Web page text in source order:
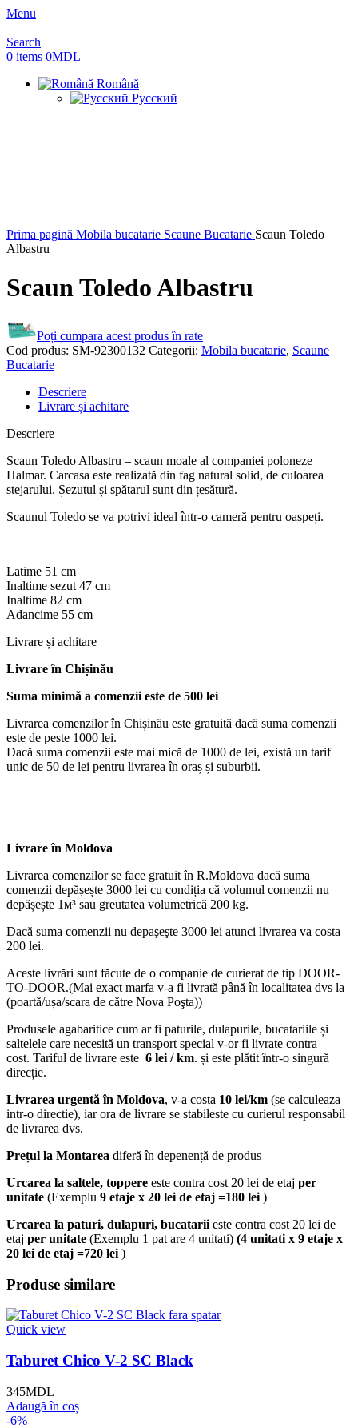
Menu
Search
0 items 0MDL
Română
Русский
Prima pagină Mobila bucatarie Scaune Bucatarie Scaun Toledo
Albastru
Scaun Toledo Albastru
Poți cumpara acest produs în rate
Cod produs: SM-92300132 Categorii: Mobila bucatarie, Scaune
Bucatarie
Descriere
Livrare și achitare
Descriere
Scaun Toledo Albastru – scaun moale al companiei poloneze
Halmar. Carcasa este realizată din fag natural solid, de culoarea
stejarului. Șezutul și spătarul sunt din țesătură.
Scaunul Toledo se va potrivi ideal într-o cameră pentru oaspeți.
Latime 51 cm
Inaltime sezut 47 cm
Inaltime 82 cm
Adancime 55 cm
Livrare și achitare
Livrareîn Chișinău
Suma minimă a comenzii este de 500 lei
Livrarea comenzilor în Chișinău este gratuită dacă suma comenzii
este de peste 1000 lei.
Dacă suma comenzii este mai mică de 1000 de lei, există un tarif
unic de 50 de lei pentru livrarea în oraș și suburbii.
Livrare în Moldova
Livrarea comenzilor se face gratuit în R.Moldova dacă suma
comenzii depășește 3000 lei cu condiția că volumul comenzii nu
depășește 1м³ sau greutatea volumetrică 200 kg.
Dacă suma comenzii nu depaşeşte 3000 lei atunci livrarea va costa
200 lei.
Aceste livrări sunt făcute de o companie de curierat de tip DOOR-
TO-DOOR.(Mai exact marfa v-a fi livrată până în localitatea dvs la
(poartă/ușa/scara de către Nova Poşta))
Produsele agabaritice cum ar fi paturile, dulapurile, bucatariile și
saltelele care necesită un transport special v-or fi livrate contra
cost. Tariful de livrare este 6 lei / km. și este plătit într-o singură
direcție.
Livrarea urgentă în Moldova, v-a costa 10 lei/km (se calculeaza
intr-o directie), iar ora de livrare se stabileste cu curierul responsabil
de livrarea dvs.
Prețul la Montarea diferă în depenență de produs
Urcarea la saltele, toppere este contra cost 20 lei de etaj per
unitate (Exemplu 9 etaje x 20 lei de etaj =180 lei )
Urcarea la paturi, dulapuri, bucatarii este contra cost 20 lei de
etaj per unitate (Exemplu 1 pat are 4 unitati) (4 unitati x 9 etaje x
20 lei de etaj =720 lei )
Produse similare
Quick view
Taburet Chico V-2 SC Black
345MDL
Adaugă în coș
-6%